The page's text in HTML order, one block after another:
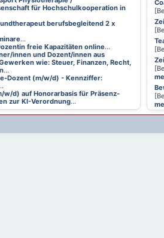
für Hochschulkooperation in
berufsbegleitend 2 x
...
freie Kapazitäten online...
innen und Dozent/innen aus
wie: Steuer, Finanzen, Recht,
...
Dozent (m/w/d) - Kennziffer:
w/d) auf Honorarbasis für Präsenz-
zur KI-Verordnung...